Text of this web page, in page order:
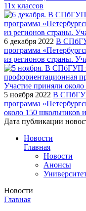
11х классов
6 декабря 2022 В
программа
из регионов страны.
5 ноября 2022 В
программа
около 150 школьников
Дата публикации
Новости
Главная
Новости
Анонсы
Новости
Главная